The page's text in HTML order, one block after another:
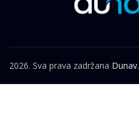
2026. Sva prava zadržana Dunav.